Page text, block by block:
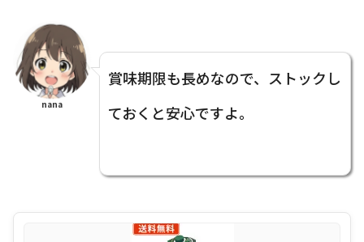
nana
賞味期限も長めなので、ストックし
ておくと安心ですよ。